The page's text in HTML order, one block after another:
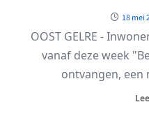
18 mei
OOST GELRE -
vanaf deze week
ontvangen, een